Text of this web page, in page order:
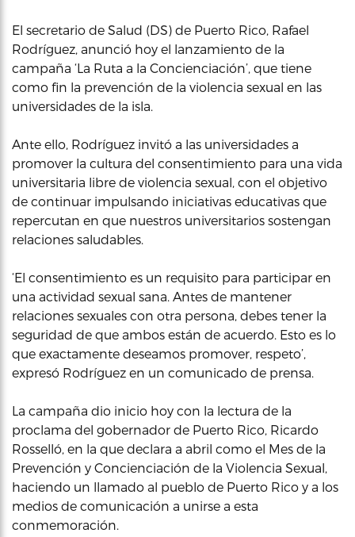
El secretario de Salud (DS) de Puerto Rico, Rafael
Rodríguez, anunció hoy el lanzamiento de la
campaña ‘La Ruta a la Concienciación’, que tiene
como fin la prevención de la violencia sexual en las
universidades de la isla.
Ante ello, Rodríguez invitó a las universidades a
promover la cultura del consentimiento para una vida
universitaria libre de violencia sexual, con el objetivo
de continuar impulsando iniciativas educativas que
repercutan en que nuestros universitarios sostengan
relaciones saludables.
‘El consentimiento es un requisito para participar en
una actividad sexual sana. Antes de mantener
relaciones sexuales con otra persona, debes tener la
seguridad de que ambos están de acuerdo. Esto es lo
que exactamente deseamos promover, respeto’,
expresó Rodríguez en un comunicado de prensa.
La campaña dio inicio hoy con la lectura de la
proclama del gobernador de Puerto Rico, Ricardo
Rosselló, en la que declara a abril como el Mes de la
Prevención y Concienciación de la Violencia Sexual,
haciendo un llamado al pueblo de Puerto Rico y a los
medios de comunicación a unirse a esta
conmemoración.